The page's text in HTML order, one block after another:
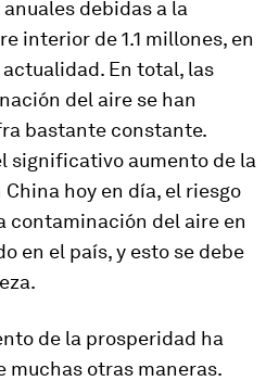
debidas a la
interior de 1.1 millones, en
En total, las
del aire se han
bastante constante.
significativo aumento de la
hoy en día, el riesgo
contaminación del aire en
en el país, y esto se debe
de la prosperidad ha
muchas otras maneras.